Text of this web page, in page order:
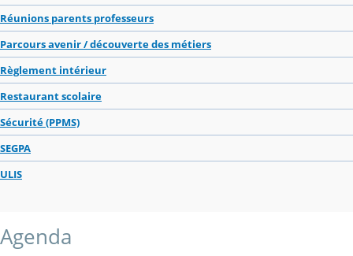
Réunions parents professeurs
Parcours avenir / découverte des métiers
Règlement intérieur
Restaurant scolaire
Sécurité (PPMS)
SEGPA
ULIS
Agenda